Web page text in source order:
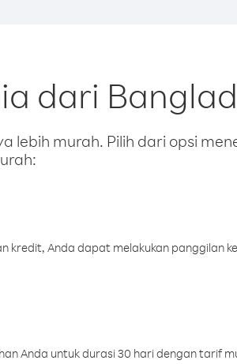
dari
lebih murah. Pilih dari opsi
kredit, Anda dapat melakukan panggilan ke
Anda untuk durasi 30 hari dengan tarif